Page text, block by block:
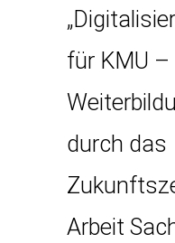
für KMU
durch das
Arbeit